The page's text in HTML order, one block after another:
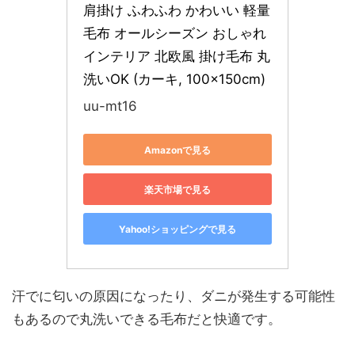
肩掛け ふわふわ かわいい 軽量
毛布 オールシーズン おしゃれ
インテリア 北欧風 掛け毛布 丸
洗いOK (カーキ, 100×150cm)
uu-mt16
Amazonで見る
楽天市場で見る
Yahoo!ショッピングで見る
汗でに匂いの原因になったり、ダニが発生する可能性
もあるので丸洗いできる毛布だと快適です。